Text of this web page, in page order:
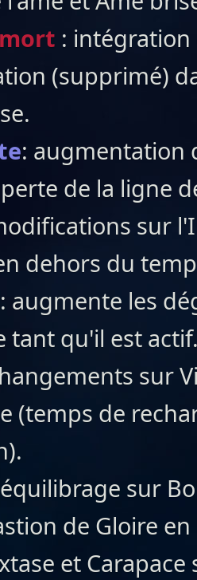
: intégration
(supprimé)
: augmentation
de la ligne
sur
dehors du
: augmente les
tant qu'il est
sur
(temps de
sur
de Gloire
et